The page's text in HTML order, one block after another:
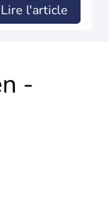
Lire l'article
-